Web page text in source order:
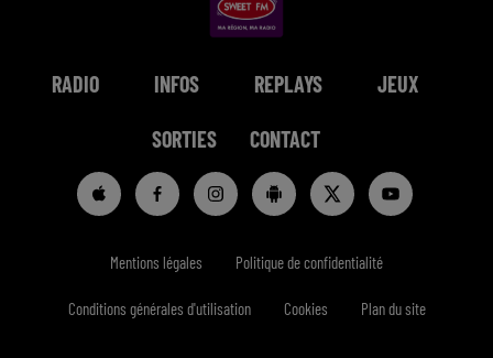
RADIO INFOS REPLAYS JEUX
SORTIES CONTACT
Mentions légales Politique de confidentialité
Conditions générales d'utilisation Cookies Plan du site